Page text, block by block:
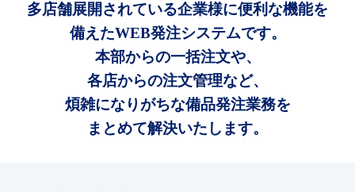
多店舗展開されている企業様に便利な機能を
備えたWEB発注システムです。
本部からの一括注文や、
各店からの注文管理など、
煩雑になりがちな備品発注業務を
まとめて解決いたします。